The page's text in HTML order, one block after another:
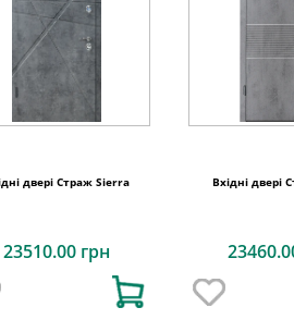
двері Страж Sierra
23510.00 грн
Вхідні двері